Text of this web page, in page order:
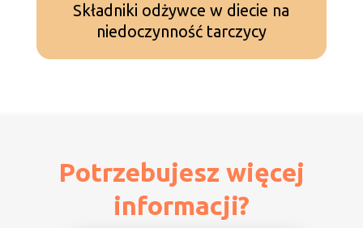
Składniki odżywce w diecie na
niedoczynność tarczycy
Potrzebujesz więcej
informacji?